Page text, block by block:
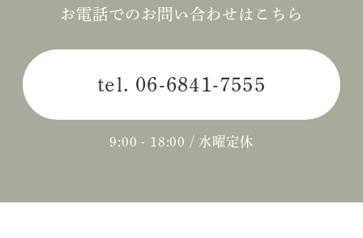
2024年06月 (1)
2024年04月 (3)
2024年03月 (2)
2023年12月 (1)
お電話でのお問い合わせはこちら
tel. 06-6841-7555
9:00 - 18:00 / 水曜定休